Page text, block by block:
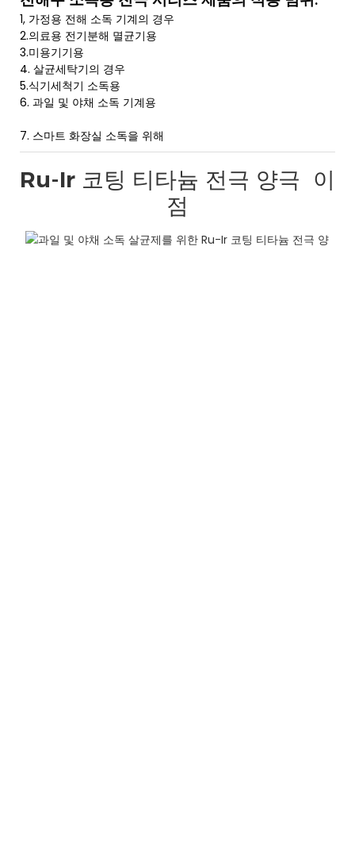
1, 가정용 전해 소독 기계의 경우
2.의료용 전기분해 멸균기용
3.미용기기용
4. 살균세탁기의 경우
5.식기세척기 소독용
6. 과일 및 야채 소독 기계용
7. 스마트 화장실 소독을 위해
Ru-Ir 코팅 티타늄 전극 양극 이
점